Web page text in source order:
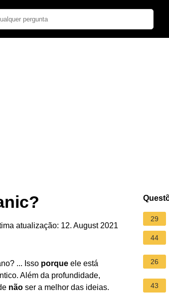
atualização: 12. August 2021
... Isso porque ele está
Além da profundidade,
não ser a melhor das ideias.
29
44
26
43